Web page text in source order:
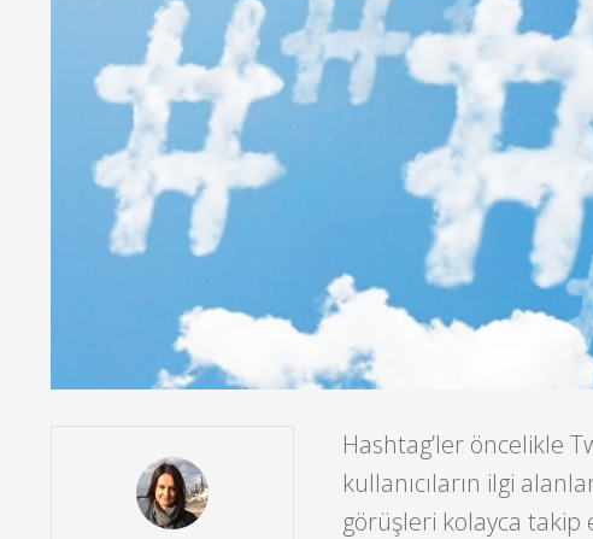
Hashtag’ler öncelikle
kullanıcıların ilgi
görüşleri kolayca takip